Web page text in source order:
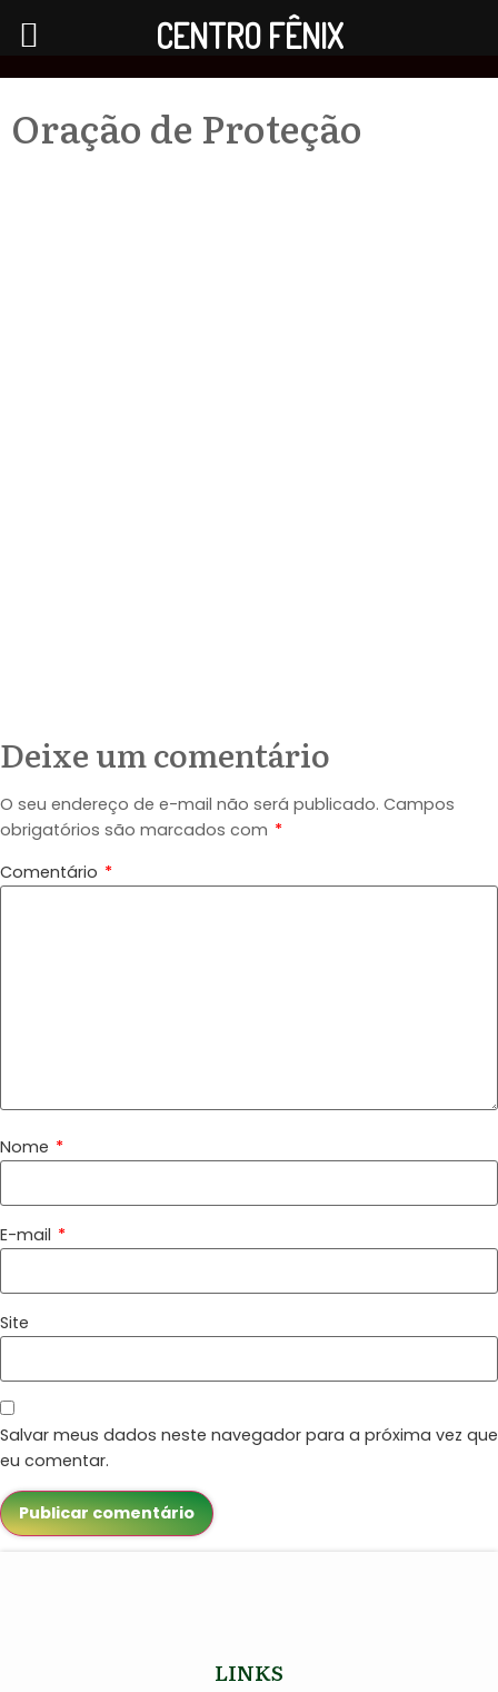
Oração de Proteção
Deixe um comentário
O seu endereço de e-mail não será publicado. Campos
obrigatórios são marcados com *
Comentário *
Nome *
E-mail *
Site
Salvar meus dados neste navegador para a próxima vez que
eu comentar.
LINKS
CENTRO FÊNIX